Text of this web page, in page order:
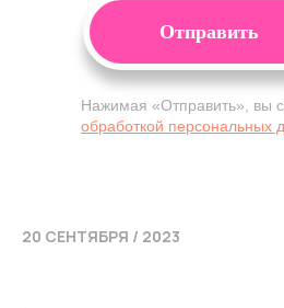
Нажимая «Отправить», вы
обработкой персональных
Отправить
20 СЕНТЯБРЯ / 2023